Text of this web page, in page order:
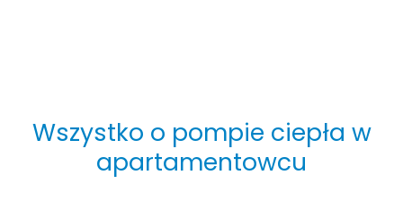
Wszystko o pompie ciepła w
apartamentowcu